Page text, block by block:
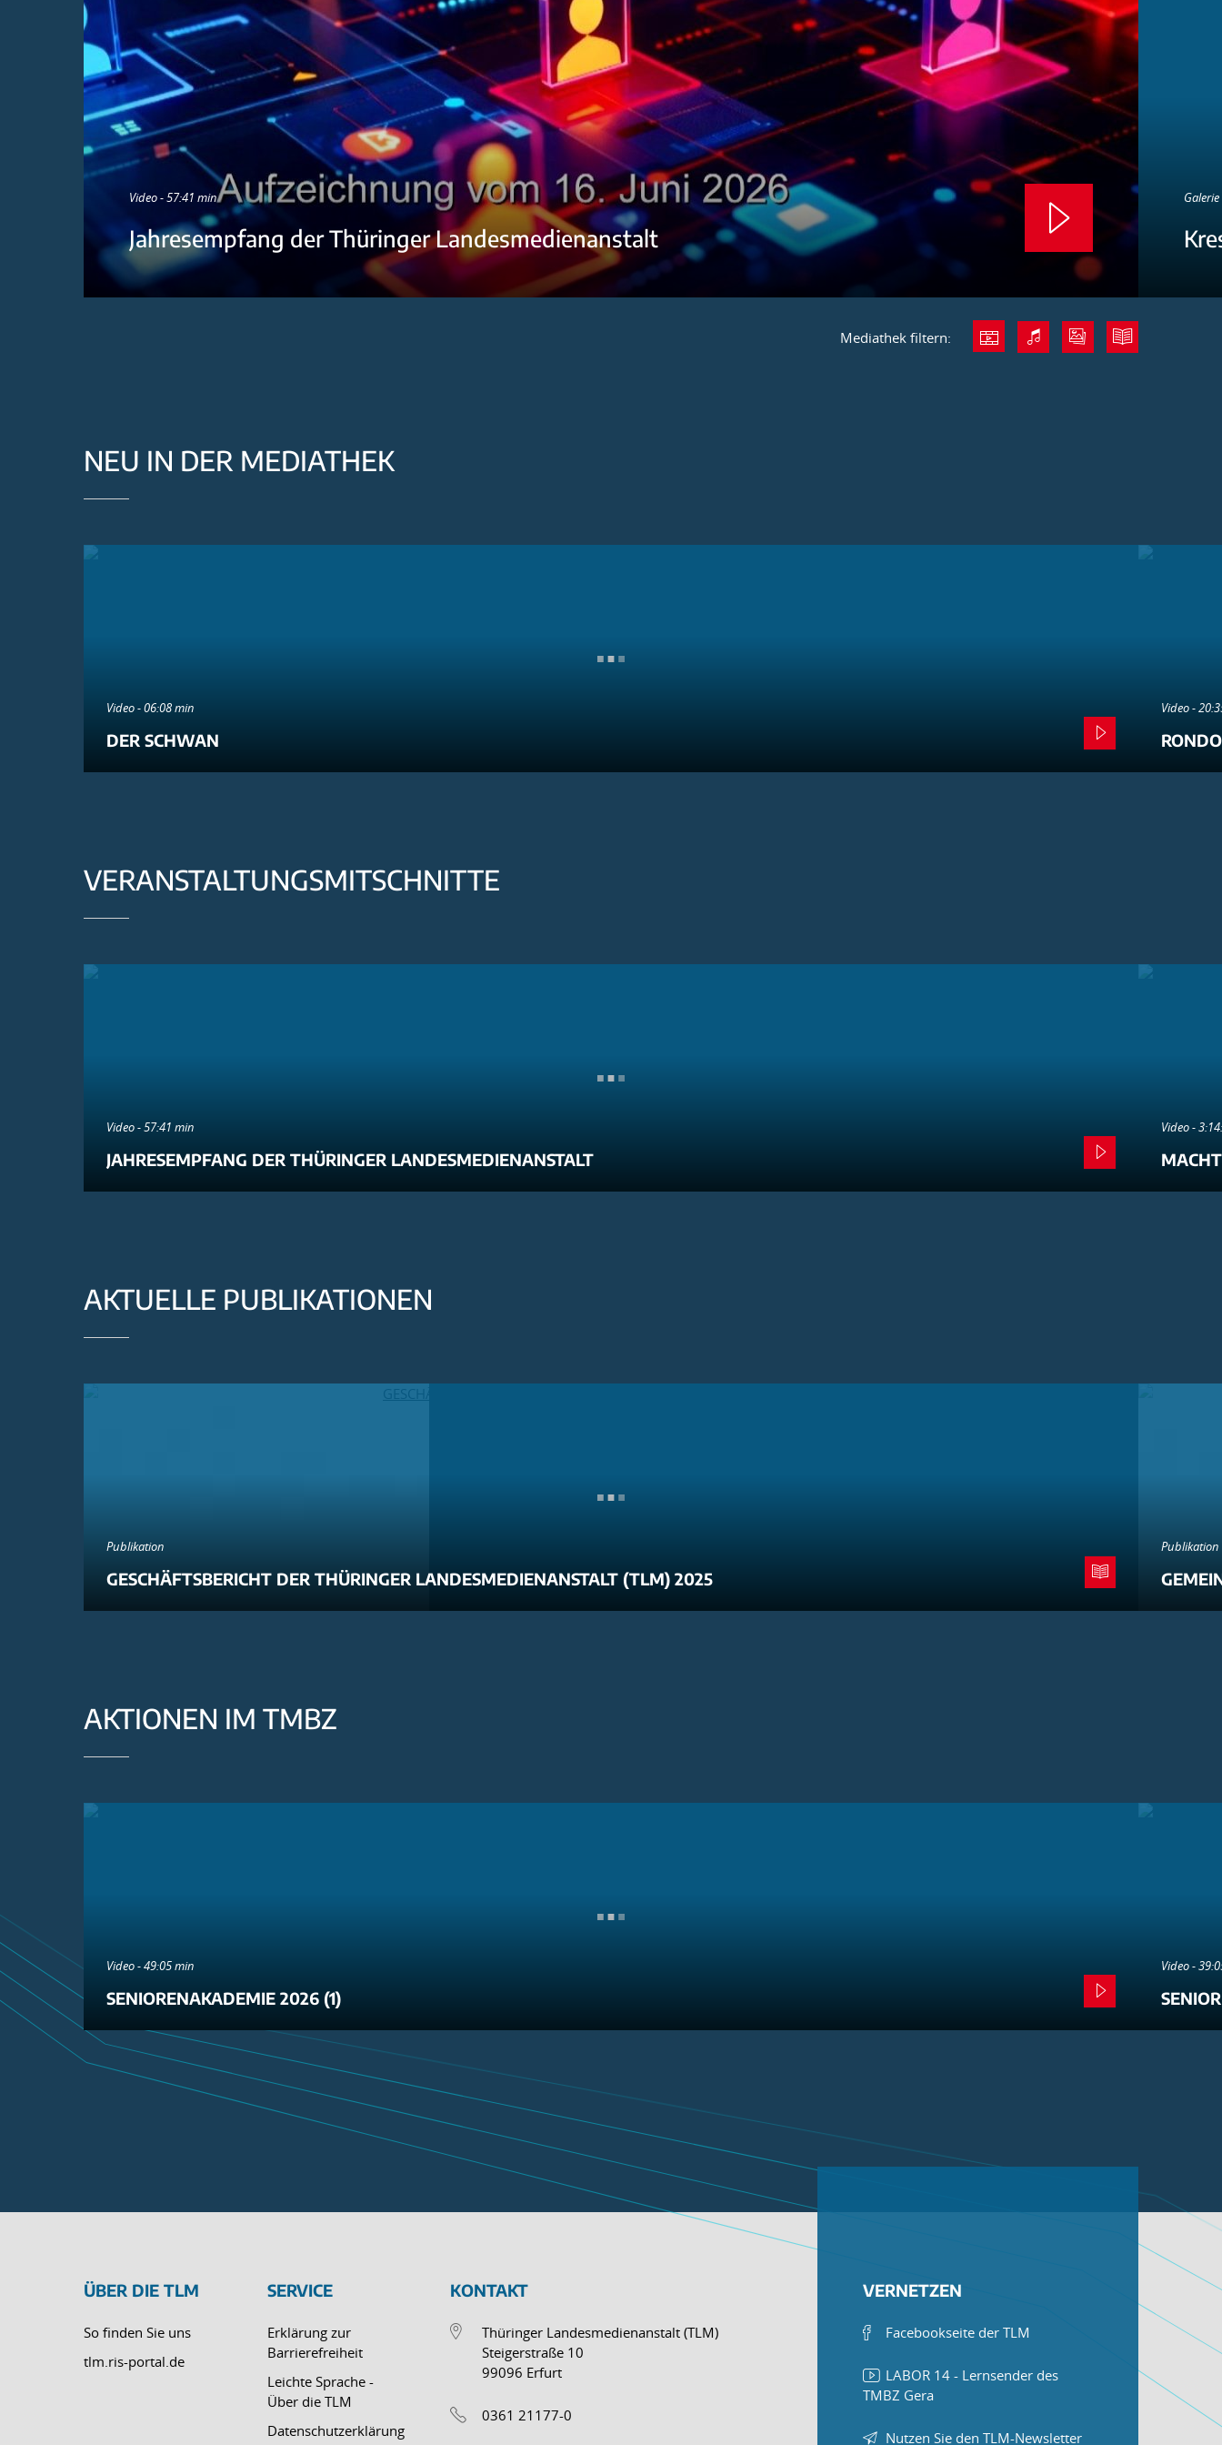
Video - 57:41 min
Jahresempfang der Thüringer Landesmedienanstalt
Mediathek filtern:
NEU IN DER MEDIATHEK
Video - 06:08 min
DER SCHWAN
Video -
VERANSTALTUNGSMITSCHNITTE
Video - 57:41 min
JAHRESEMPFANG DER THÜRINGER LANDESMEDIENANSTALT
Video -
AKTUELLE PUBLIKATIONEN
Publikation
GESCHÄFTSBERICHT DER THÜRINGER LANDESMEDIENANSTALT (TLM) 2025
Publikation
AKTIONEN IM TMBZ
Video - 49:05 min
SENIORENAKADEMIE 2026 (1)
Video -
ÜBER DIE TLM
So finden Sie uns
tlm.ris-portal.de
SERVICE
Erklärung zur
Barrierefreiheit
Leichte Sprache -
Über die TLM
Datenschutzerklärung
KONTAKT
Thüringer Landesmedienanstalt (TLM)
Steigerstraße 10
99096 Erfurt
0361 21177-0
VERNETZEN
Facebookseite der TLM
LABOR 14 - Lernsender des
TMBZ Gera
Nutzen Sie den TLM-Newsletter